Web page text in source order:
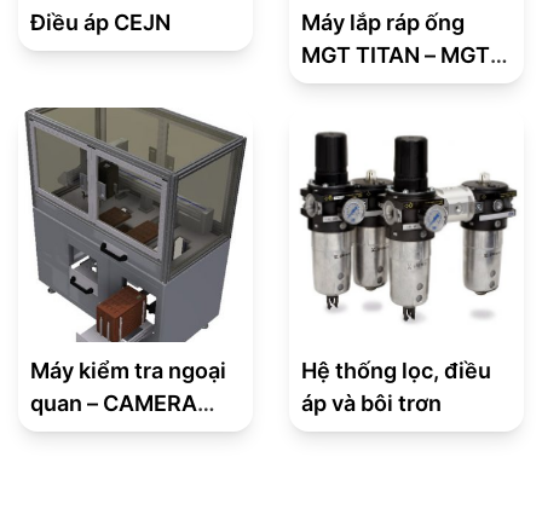
Điều áp CEJN
Máy lắp ráp ống
MGT TITAN – MGT
TITAN pipe
Máy kiểm tra ngoại
quan – CAMERA
MODULE VISION
Hệ thống lọc, điều
áp và bôi trơn